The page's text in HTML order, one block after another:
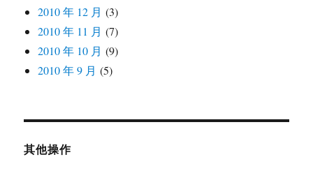
2010 年 12 月 (3)
2010 年 11 月 (7)
2010 年 10 月 (9)
2010 年 9 月 (5)
其他操作